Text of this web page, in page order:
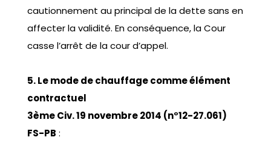
cautionnement au principal de la dette sans en
affecter la validité. En conséquence, la Cour
casse l’arrêt de la cour d’appel.
5. Le mode de chauffage comme élément
contractuel
3ème Civ. 19 novembre 2014 (n°12-27.061)
FS-PB :